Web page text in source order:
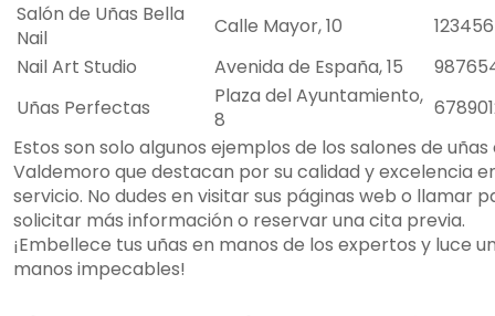
Salón de Uñas Bella
Nail
Calle Mayor, 10
Nail Art Studio
Avenida de España, 15
Uñas Perfectas
Plaza del Ayuntamiento,
8
Estos son solo algunos ejemplos de los salones de uñas
Valdemoro que destacan por su calidad y excelencia
servicio. No dudes en visitar sus páginas web o llamar
solicitar más información o reservar una cita previa.
¡Embellece tus uñas en manos de los expertos y luce
manos impecables!